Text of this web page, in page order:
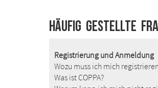
Häufig gestellte
Registrierung und Anmeldung
Wozu muss ich mich
Was ist COPPA?